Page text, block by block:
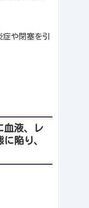
や閉塞を引
血液、レ
陥り、